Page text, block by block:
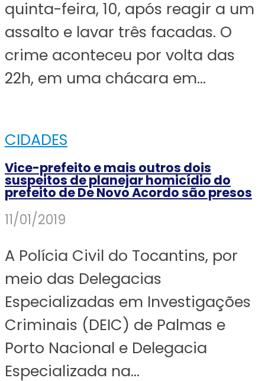
quinta-feira, 10, após reagir a um
assalto e lavar três facadas. O
crime aconteceu por volta das
22h, em uma chácara em...
CIDADES
Vice-prefeito e mais outros dois
suspeitos de planejar homicídio do
prefeito de De Novo Acordo são presos
11/01/2019
A Polícia Civil do Tocantins, por
meio das Delegacias
Especializadas em Investigações
Criminais (DEIC) de Palmas e
Porto Nacional e Delegacia
Especializada na...